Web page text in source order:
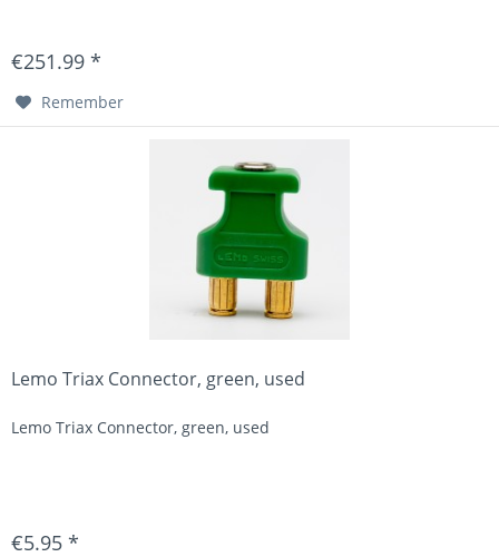
€251.99 *
Remember
Lemo Triax Connector, green, used
Lemo Triax Connector, green, used
€5.95 *